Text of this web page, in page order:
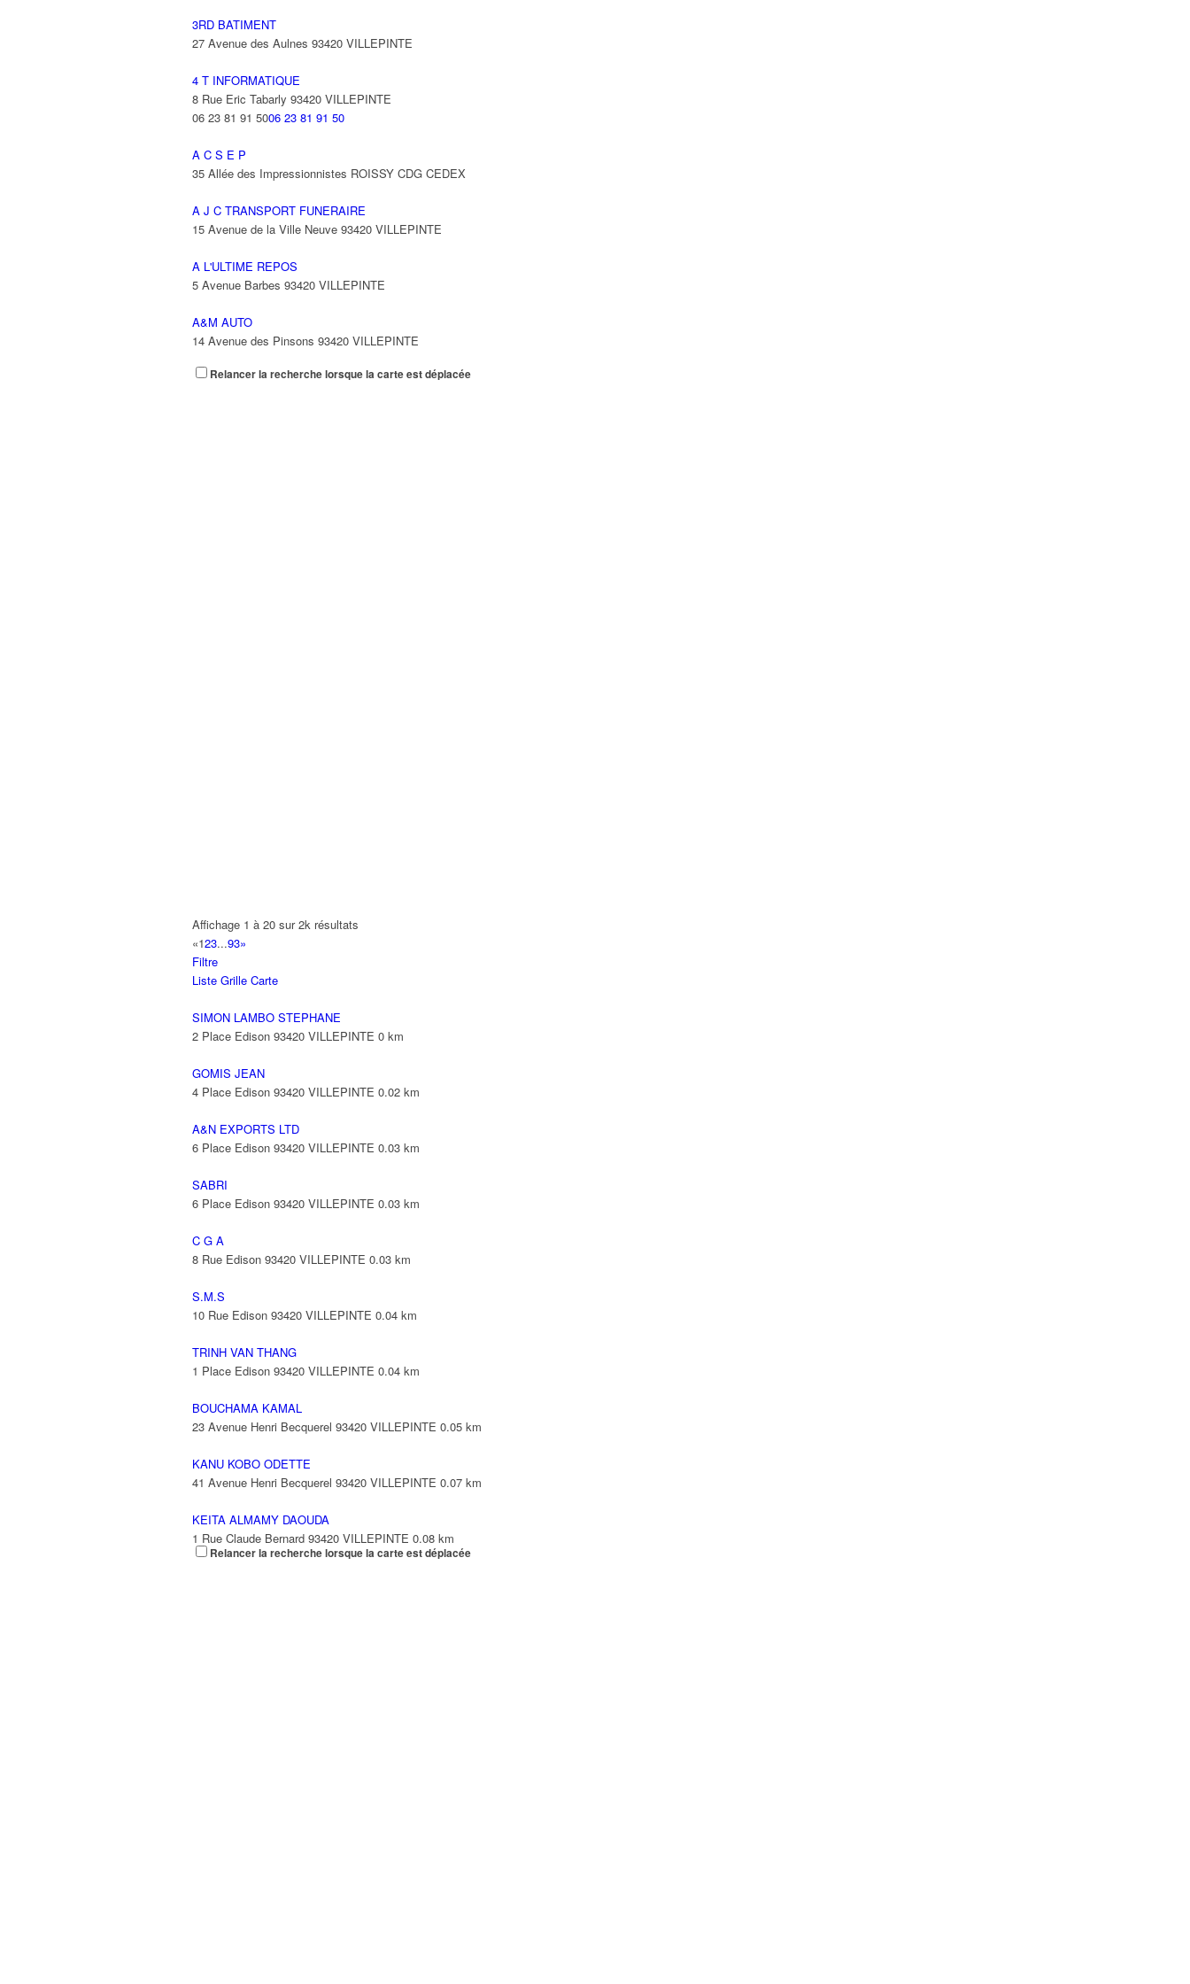
3RD BATIMENT
27 Avenue des Aulnes 93420 VILLEPINTE
4 T INFORMATIQUE
8 Rue Eric Tabarly 93420 VILLEPINTE
06 23 81 91 5006 23 81 91 50
A C S E P
35 Allée des Impressionnistes ROISSY CDG CEDEX
A J C TRANSPORT FUNERAIRE
15 Avenue de la Ville Neuve 93420 VILLEPINTE
A L'ULTIME REPOS
5 Avenue Barbes 93420 VILLEPINTE
A&M AUTO
14 Avenue des Pinsons 93420 VILLEPINTE
A&N EXPORTS LTD
ABBAOUI TOUFIK
10 Allée Georges Gershwin 93420 VILLEPINTE
ABBES SARAH
Relancer la recherche lorsque la carte est déplacée
Affichage 1 à 20 sur 2k résultats
«123...93»
Filtre
Liste Grille Carte
SIMON LAMBO STEPHANE
2 Place Edison 93420 VILLEPINTE 0 km
GOMIS JEAN
4 Place Edison 93420 VILLEPINTE 0.02 km
A&N EXPORTS LTD
6 Place Edison 93420 VILLEPINTE 0.03 km
SABRI
6 Place Edison 93420 VILLEPINTE 0.03 km
C G A
8 Rue Edison 93420 VILLEPINTE 0.03 km
S.M.S
10 Rue Edison 93420 VILLEPINTE 0.04 km
TRINH VAN THANG
1 Place Edison 93420 VILLEPINTE 0.04 km
BOUCHAMA KAMAL
23 Avenue Henri Becquerel 93420 VILLEPINTE 0.05 km
KANU KOBO ODETTE
41 Avenue Henri Becquerel 93420 VILLEPINTE 0.07 km
KEITA ALMAMY DAOUDA
1 Rue Claude Bernard 93420 VILLEPINTE 0.08 km
Relancer la recherche lorsque la carte est déplacée